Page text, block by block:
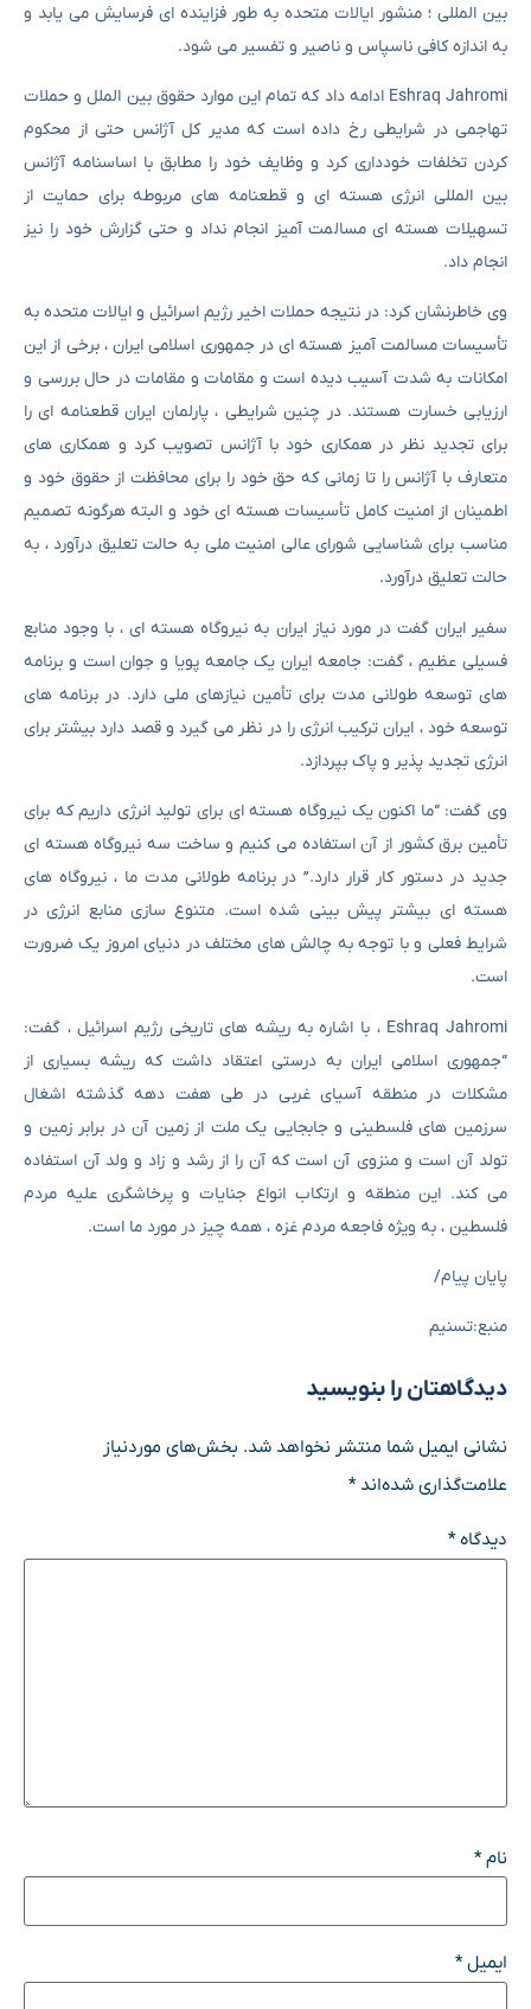
بین المللی ؛ منشور ایالات متحده به طور فزاینده ای فرسایش می یابد و
به اندازه کافی ناسپاس و ناصیر و تفسیر می شود.
Eshraq Jahromi ادامه داد که تمام این موارد حقوق بین الملل و حملات
تهاجمی در شرایطی رخ داده است که مدیر کل آژانس حتی از محکوم
کردن تخلفات خودداری کرد و وظایف خود را مطابق با اساسنامه آژانس
بین المللی انرژی هسته ای و قطعنامه های مربوطه برای حمایت از
تسهیلات هسته ای مسالمت آمیز انجام نداد و حتی گزارش خود را نیز
انجام داد.
وی خاطرنشان کرد: در نتیجه حملات اخیر رژیم اسرائیل و ایالات متحده به
تأسیسات مسالمت آمیز هسته ای در جمهوری اسلامی ایران ، برخی از این
امکانات به شدت آسیب دیده است و مقامات و مقامات در حال بررسی و
ارزیابی خسارت هستند. در چنین شرایطی ، پارلمان ایران قطعنامه ای را
برای تجدید نظر در همکاری خود با آژانس تصویب کرد و همکاری های
متعارف با آژانس را تا زمانی که حق خود را برای محافظت از حقوق خود و
اطمینان از امنیت کامل تأسیسات هسته ای خود و البته هرگونه تصمیم
مناسب برای شناسایی شورای عالی امنیت ملی به حالت تعلیق درآورد ، به
حالت تعلیق درآورد.
سفیر ایران گفت در مورد نیاز ایران به نیروگاه هسته ای ، با وجود منابع
فسیلی عظیم ، گفت: جامعه ایران یک جامعه پویا و جوان است و برنامه
های توسعه طولانی مدت برای تأمین نیازهای ملی دارد. در برنامه های
توسعه خود ، ایران ترکیب انرژی را در نظر می گیرد و قصد دارد بیشتر برای
انرژی تجدید پذیر و پاک بپردازد.
وی گفت: “ما اکنون یک نیروگاه هسته ای برای تولید انرژی داریم که برای
تأمین برق کشور از آن استفاده می کنیم و ساخت سه نیروگاه هسته ای
جدید در دستور کار قرار دارد.” در برنامه طولانی مدت ما ، نیروگاه های
هسته ای بیشتر پیش بینی شده است. متنوع سازی منابع انرژی در
شرایط فعلی و با توجه به چالش های مختلف در دنیای امروز یک ضرورت
است.
Eshraq Jahromi ، با اشاره به ریشه های تاریخی رژیم اسرائیل ، گفت:
“جمهوری اسلامی ایران به درستی اعتقاد داشت که ریشه بسیاری از
مشکلات در منطقه آسیای غربی در طی هفت دهه گذشته اشغال
سرزمین های فلسطینی و جابجایی یک ملت از زمین آن در برابر زمین و
تولد آن است و منزوی آن است که آن را از رشد و زاد و ولد آن استفاده
می کند. این منطقه و ارتکاب انواع جنایات و پرخاشگری علیه مردم
فلسطین ، به ویژه فاجعه مردم غزه ، همه چیز در مورد ما است.
پایان پیام/
منبع:تسنیم
دیدگاهتان را بنویسید
نشانی ایمیل شما منتشر نخواهد شد. بخش‌های موردنیاز
علامت‌گذاری شده‌اند*
دیدگاه*
نام*
ایمیل*